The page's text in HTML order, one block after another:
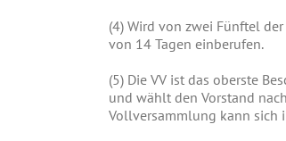
(4) Wird von zwei Fünftel
von 14 Tagen einberufen.
(5) Die VV ist das oberste
und wählt den Vorstand
Vollversammlung kann sich